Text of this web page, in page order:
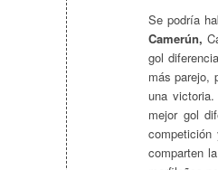
Se podría
Camerún,
gol
más parejo,
una
mejor gol
comparten